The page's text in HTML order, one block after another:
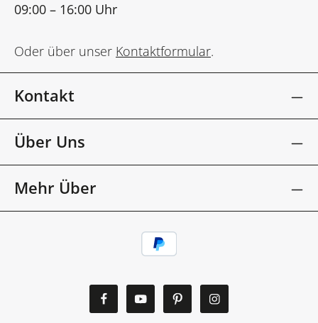
09:00 – 16:00 Uhr
Oder über unser Kontaktformular.
Kontakt
Über Uns
Mehr Über